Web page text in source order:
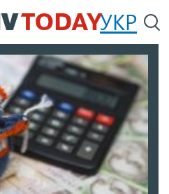
Перейти
к
содержанию
УКР